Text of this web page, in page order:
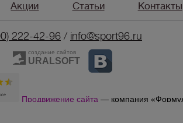
Акции Статьи Контакты
222-42-96/ info@sport96.ru
создание сайтов
URALSOFT
Продвижение сайта — компания